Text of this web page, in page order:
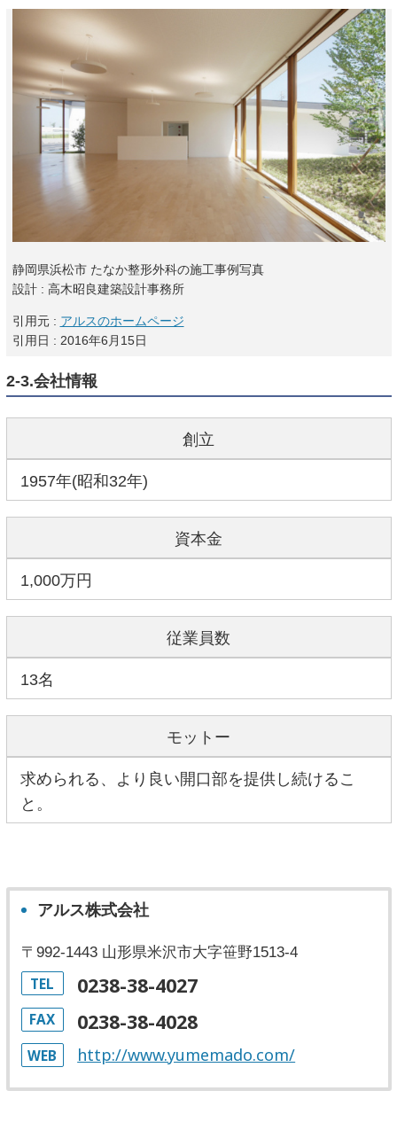
静岡県浜松市 たなか整形外科の施工事例写真
設計 : 高木昭良建築設計事務所
引用元 : アルスのホームページ
引用日 : 2016年6月15日
2-3.会社情報
創立
1957年(昭和32年)
資本金
1,000万円
従業員数
13名
モットー
求められる、より良い開口部を提供し続けるこ
と。
アルス株式会社
〒992-1443 山形県米沢市大字笹野1513-4
TEL 0238-38-4027
FAX 0238-38-4028
WEB http://www.yumemado.com/